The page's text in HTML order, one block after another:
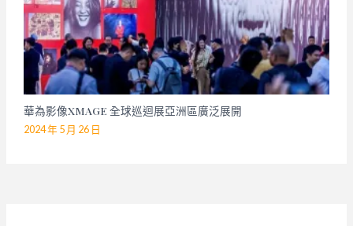
華為影像XMAGE 全球巡迴展亞洲區廣泛展開
2024 年 5 月 26 日